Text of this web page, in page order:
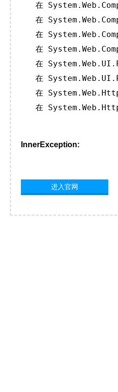
在
在
在
在
在
在
在
在
InnerException:
进入官网